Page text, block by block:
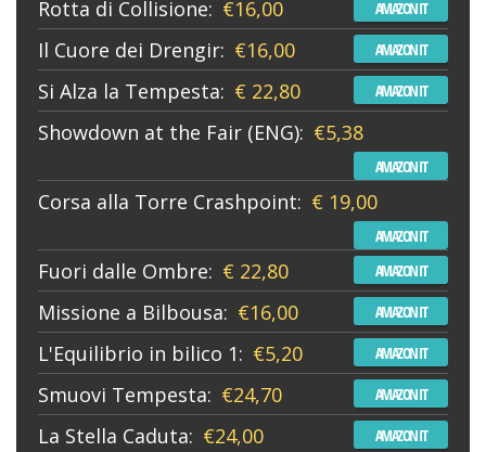
Rotta di Collisione: €16,00 AMAZON IT
Il Cuore dei Drengir: €16,00 AMAZON IT
Si Alza la Tempesta: € 22,80 AMAZON IT
Showdown at the Fair (ENG): €5,38
AMAZON IT
Corsa alla Torre Crashpoint: € 19,00
AMAZON IT
Fuori dalle Ombre: € 22,80 AMAZON IT
Missione a Bilbousa: €16,00 AMAZON IT
L'Equilibrio in bilico 1: €5,20 AMAZON IT
Smuovi Tempesta: €24,70 AMAZON IT
La Stella Caduta: €24,00 AMAZON IT